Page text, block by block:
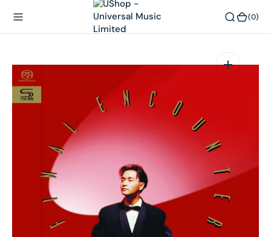
(0)
在
相
簿